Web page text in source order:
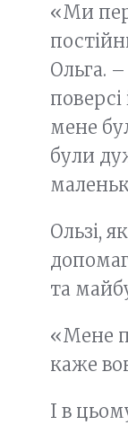
«Ми
Ольга.
поверсі
мене
були
Ользі,
та
«Мене
каже
І в